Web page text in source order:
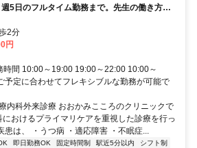
5日のフルタイム勤務まで。先生の働き方に
す。
歩2分
円
時間 10:00～19:00 19:00～22:00 10:00～
予定に合わせてフレキシブルな勤務が可能で
内科外来診療 おおかみこころのクリニックで
おけるプライマリケアを重視した診療を行っ
患は、 ・うつ病 ・適応障害 ・不眠症...
即日勤務OK 固定時間制 駅近5分以内 シフト制